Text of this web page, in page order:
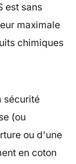
est sans
maximale
chimiques
sécurité
(ou
ou d'une
en coton